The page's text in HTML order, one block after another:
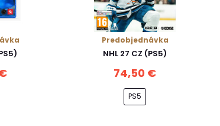
Predobjednávka
NHL 27 CZ (PS5)
74,50 €
PS5